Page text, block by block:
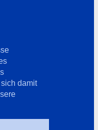
damit